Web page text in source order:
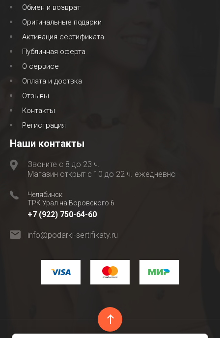
Обмен и возврат
Оригинальные подарки
Активация сертификата
Публичная оферта
О сервисе
Оплата и доствка
Отзывы
Контакты
Регистрация
Наши контакты
Звоните с 8 до 23 ч.
Магазин открыт с 10 до 22 ч. ежедневно
Челябинск
ТРК Урал на Воровского 6
+7 (922) 750-64-60
info@podarki-sertifikaty.ru